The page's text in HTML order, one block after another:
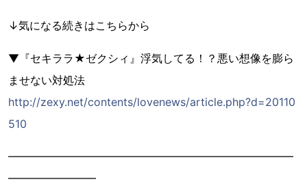
↓気になる続きはこちらから
▼『セキララ★ゼクシィ』浮気してる！？悪い想像を膨ら
ませない対処法
http://zexy.net/contents/lovenews/article.php?d=20110
510
━━━━━━━━━━━━━━━━━━━━━━━━━━
━━━━━━━━